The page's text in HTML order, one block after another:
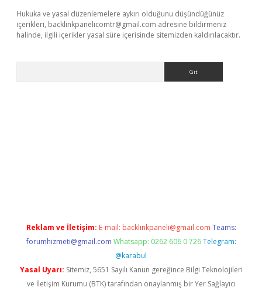
Hukuka ve yasal düzenlemelere aykırı olduğunu düşündüğünüz
içerikleri, backlinkpanelicomtr@gmail.com adresine bildirmeniz
halinde, ilgili içerikler yasal süre içerisinde sitemizden kaldırılacaktır.
Reklam ve İletişim: E-mail: backlinkpaneli@gmail.com Teams:
forumhizmeti@gmail.com Whatsapp: 0262 606 0 726 Telegram:
@karabul
Yasal Uyarı: Sitemiz, 5651 Sayılı Kanun gereğince Bilgi Teknolojileri
ve İletişim Kurumu (BTK) tarafından onaylanmış bir Yer Sağlayıcı